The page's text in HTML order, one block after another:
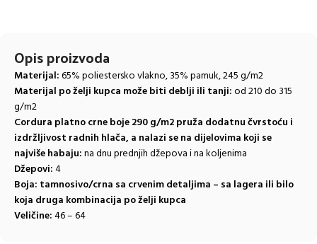
Opis proizvoda
Materijal:65% poliestersko vlakno, 35% pamuk, 245 g/m2
Materijal po želji kupca može biti deblji ili tanji:od 210 do 315
g/m2
Cordura platno crne boje 290 g/m2 pruža dodatnu čvrstoću i
izdržljivost radnih hlača, a nalazi se na dijelovima koji se
najviše habaju:na dnu prednjih džepova i na koljenima
Džepovi:4
Boja: tamnosivo/crna sa crvenim detaljima – sa lagera ili bilo
koja druga kombinacija po želji kupca
Veličine:46 – 64